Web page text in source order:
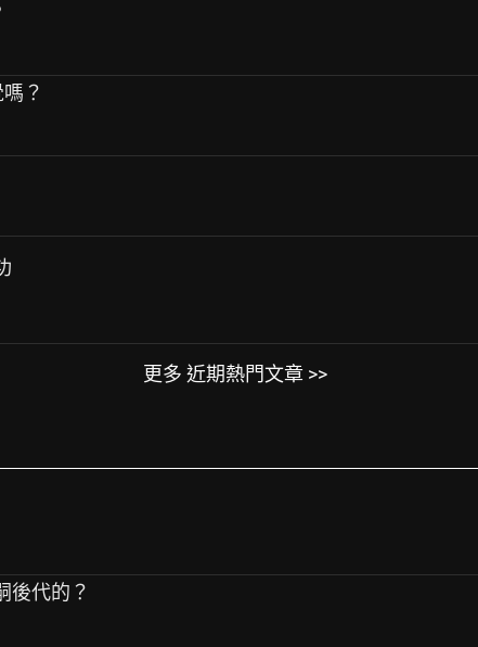
？
更多 近期熱門文章 >>
後代的？